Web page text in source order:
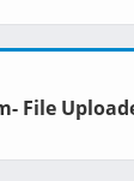
File